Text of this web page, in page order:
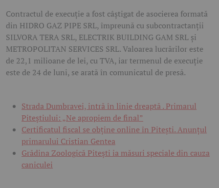
Contractul de execuție a fost câștigat de asocierea formată
din HIDRO GAZ PIPE SRL, împreună cu subcontractanții
SILVORA TERA SRL, ELECTRIK BUILDING GAM SRL și
METROPOLITAN SERVICES SRL. Valoarea lucrărilor este
de 22,1 milioane de lei, cu TVA, iar termenul de execuție
este de 24 de luni, se arată în comunicatul de presă.
Strada Dumbravei, intră în linie dreaptă . Primarul
Piteștiului: „Ne apropiem de final”
Certificatul fiscal se obține online în Pitești. Anunțul
primarului Cristian Gentea
Grădina Zoologică Pitești ia măsuri speciale din cauza
caniculei